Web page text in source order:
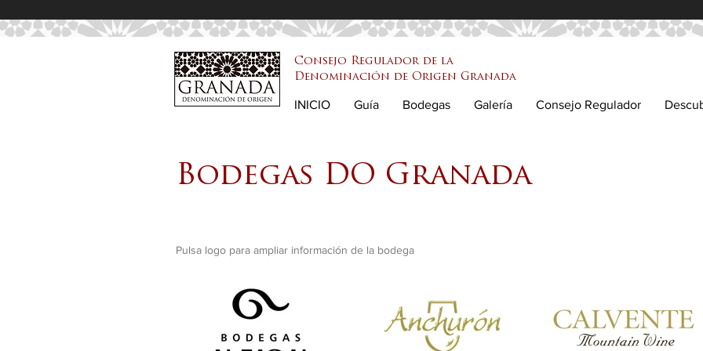
Consejo Regulador de la
Denominación de Origen Granada
INICIO Guía Bodegas Galería Consejo Regulador
Bodegas DO Granada
Pulsa logo para ampliar información de la bodega